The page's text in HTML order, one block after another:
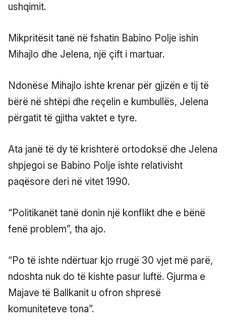
ushqimit.
Mikpritësit tanë në fshatin Babino Polje ishin
Mihajlo dhe Jelena, një çift i martuar.
Ndonëse Mihajlo ishte krenar për gjizën e tij të
bërë në shtëpi dhe reçelin e kumbullës, Jelena
përgatit të gjitha vaktet e tyre.
Ata janë të dy të krishterë ortodoksë dhe Jelena
shpjegoi se Babino Polje ishte relativisht
paqësore deri në vitet 1990.
“Politikanët tanë donin një konflikt dhe e bënë
fenë problem”, tha ajo.
“Po të ishte ndërtuar kjo rrugë 30 vjet më parë,
ndoshta nuk do të kishte pasur luftë. Gjurma e
Majave të Ballkanit u ofron shpresë
komuniteteve tona”.